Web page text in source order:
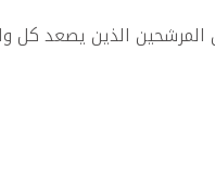
الذين يصعد كل